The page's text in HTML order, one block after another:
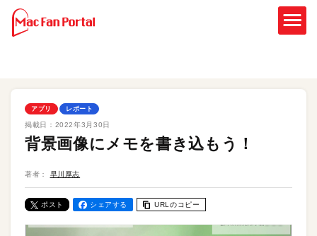
アプリ レポート
掲載日： 2022年3月30日
背景画像にメモを書き込もう！
著者： 早川厚志
ポスト シェアする URLのコピー